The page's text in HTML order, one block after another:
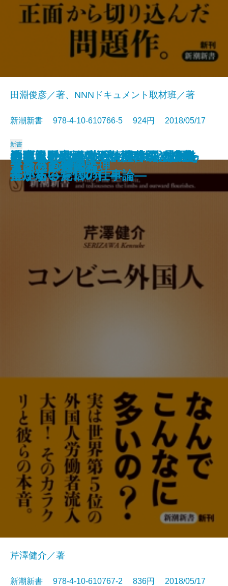
政策至上主義
死と生
悪魔と呼ばれたヴァイオリニスト
―パガニーニ伝―
警察官白書
逃げられない世代―日本型「先送
り」システムの限界―
トヨタ 現場の「オヤジ」たち
本当はダメなアメリカ農業
知の体力
PTA不要論
発達障害と少年犯罪
田淵俊彦／著、NNNドキュメント取材班／著
新潮新書 978-4-10-610766-5 924円 2018/05/17
新書
コンビニ外国人
芹澤健介／著
新潮新書 978-4-10-610767-2 836円 2018/05/17
マサカの時代
人を見る目
神武天皇vs.卑弥呼―ヤマト建国を
推理する―
素顔の西郷隆盛
「毒親」の正体―精神科医の診察
室から―
おまえの代わりなんていくらだっ
ている―覚悟の仕事論―
名門水野家の復活―御曹司と婿養
子が紡いだ100年―
金正恩―恐怖と不条理の統治構造
―
イスラム教の論理